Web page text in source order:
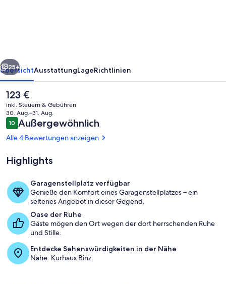
Weiter
25+
ÜbersichtAusstattungLageRichtlinien
Der
aktuelle
Preis
beträgt
123 €.
123 €
inkl. Steuern & Gebühren
30. Aug.–31. Aug.
Bewertungen
1010 von 10.
Außergewöhnlich
Alle 4 Bewertungen anzeigen
Highlights
Garagenstellplatz verfügbar
Genieße den Komfort eines Garagenstellplatzes – ein
seltenes Angebot in dieser Gegend.
Oase der Ruhe
Gäste mögen den Ort wegen der dort herrschenden Ruhe
und Stille.
Entdecke Sehenswürdigkeiten in der Nähe
Nahe: Kurhaus Binz